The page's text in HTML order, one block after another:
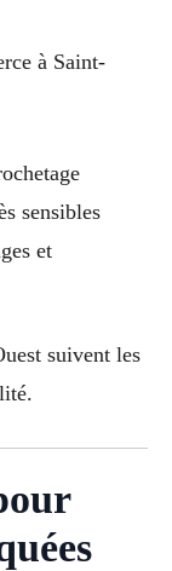
à Saint-
sensibles
et
suivent les